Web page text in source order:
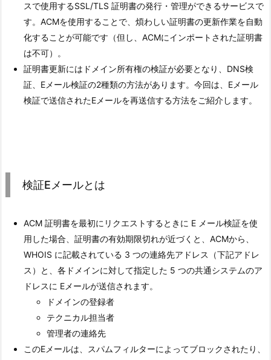
スで使用するSSL/TLS 証明書の発行・管理ができるサービスで
す。ACMを使用することで、煩わしい証明書の更新作業を自動
化することが可能です（但し、ACMにインポートされた証明書
は不可）。
証明書更新にはドメイン所有権の検証が必要となり、DNS検
証、Eメール検証の2種類の方法があります。今回は、Eメール
検証で送信されたEメールを再送信する方法をご紹介します。
検証Eメールとは
ACM 証明書を最初にリクエストするときに E メール検証を使
用した場合、証明書の有効期限切れが近づくと、ACMから、
WHOIS に記載されている 3 つの連絡先アドレス（下記アドレ
ス）と、各ドメインに対して指定した 5 つの共通システムのア
ドレスに Eメールが送信されます。
ドメインの登録者
テクニカル担当者
管理者の連絡先
このEメールは、スパムフィルターによってブロックされたり、